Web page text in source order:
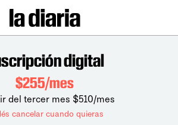
digital
$255/mes
del tercer mes $510/mes
cancelar cuando quieras